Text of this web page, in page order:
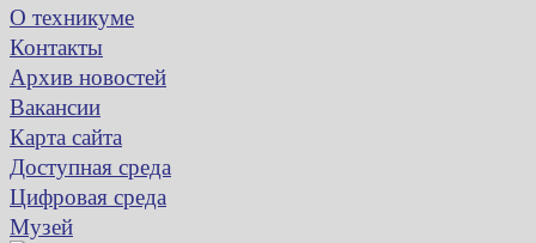
О техникуме
Контакты
Архив новостей
Вакансии
Карта сайта
Доступная среда
Цифровая среда
Музей